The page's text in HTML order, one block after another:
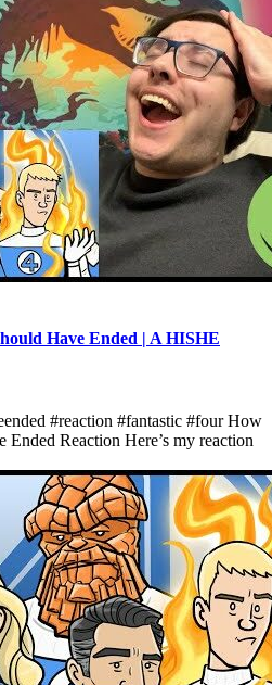
Have Ended | A HISHE
#reaction #fantastic #four How
Ended Reaction Here’s my reaction